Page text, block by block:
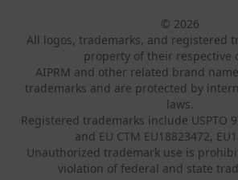
© 2026
All logos, trademarks, and registered
property of their respective
AIPRM and other related brand
trademarks and are protected by
laws.
Registered trademarks include USPTO
and EU CTM EU18823472,
Unauthorized trademark use is
violation of federal and state